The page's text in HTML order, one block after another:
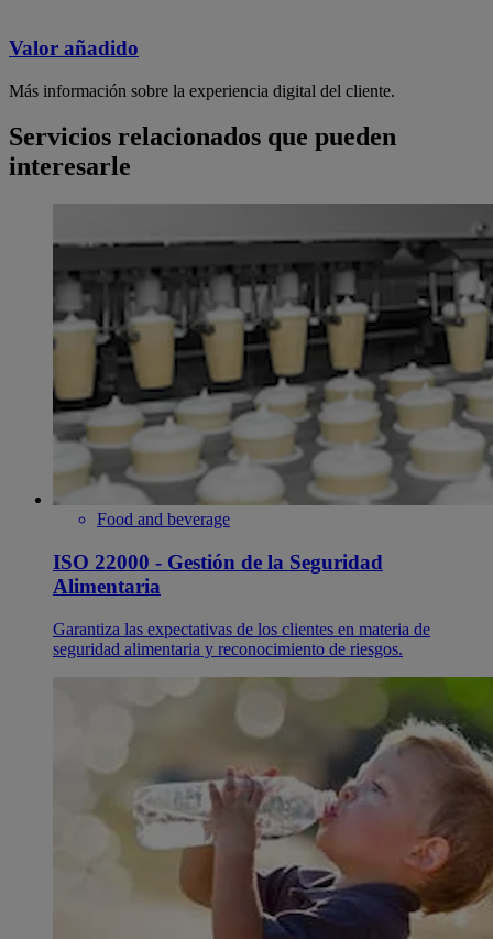
Valor añadido
Más información sobre la experiencia digital del cliente.
Servicios relacionados que pueden
interesarle
Food and beverage
ISO 22000 - Gestión de la Seguridad
Alimentaria
Garantiza las expectativas de los clientes en materia de
seguridad alimentaria y reconocimiento de riesgos.